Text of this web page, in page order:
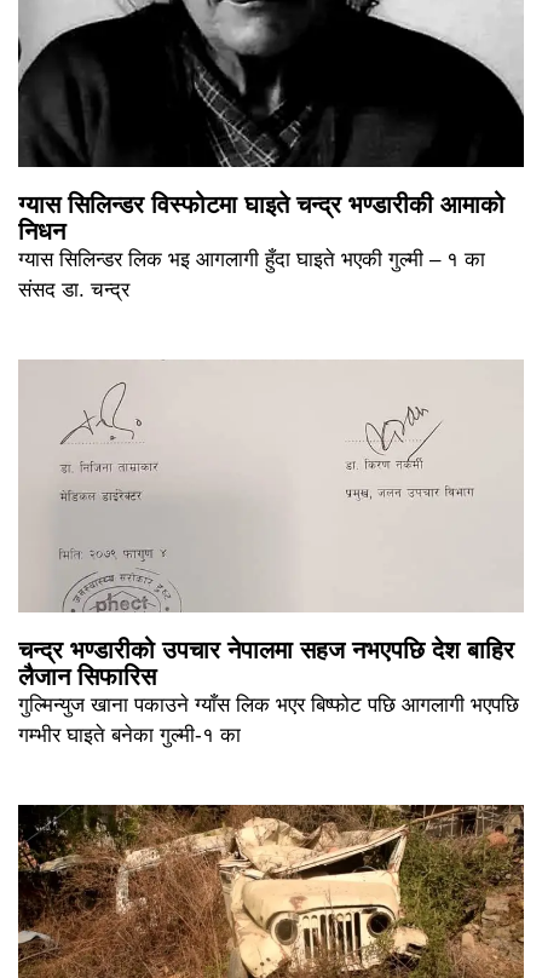
ग्यास सिलिन्डर विस्फोटमा घाइते चन्द्र भण्डारीकी आमाको
निधन
ग्यास सिलिन्डर लिक भइ आगलागी हुँदा घाइते भएकी गुल्मी – १ का
संसद डा. चन्द्र
चन्द्र भण्डारीको उपचार नेपालमा सहज नभएपछि देश बाहिर
लैजान सिफारिस
गुल्मिन्युज खाना पकाउने ग्याँस लिक भएर बिष्फोट पछि आगलागी भएपछि
गम्भीर घाइते बनेका गुल्मी-१ का